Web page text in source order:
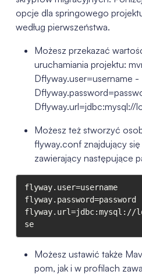
opcje dla springowego
według pierwszeństwa.
Możesz przekazać
uruchamiania projektu:
Dflyway.user=username -
Dflyway.url=jdbc:mysql://
Możesz też stworzyć
flyway.conf znajdujący
zawierający następujące
flyway.user=username
flyway.password=password
flyway.url=jdbc:mysql://
se
Możesz ustawić także
pom, jak i w profilach